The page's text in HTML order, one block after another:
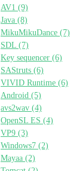
AV1 (9)
Java (8)
MikuMikuDance (7)
SDL (7)
Key sequencer (6)
SAStruts (6)
VIVID Runtime (6)
Android (5)
avs2wav (4)
OpenSL ES (4)
VP9 (3)
Windows7 (2)
Mayaa (2)